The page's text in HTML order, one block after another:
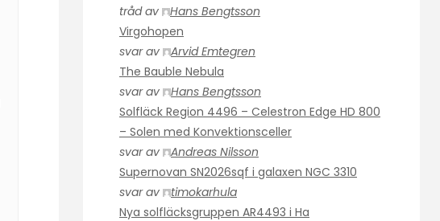
tråd av
Hans Bengtsson
Virgohopen
svar av
Arvid Emtegren
The Bauble Nebula
svar av
Hans Bengtsson
Solfläck Region 4496 – Celestron Edge HD 800
– Solen med Konvektionsceller
svar av
Andreas Nilsson
Supernovan SN2026sqf i galaxen NGC 3310
svar av
timokarhula
Nya solfläcksgruppen AR4493 i Ha